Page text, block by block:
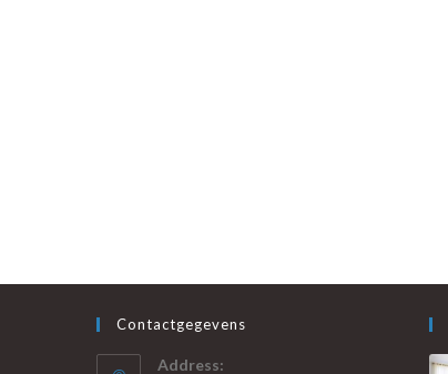
Contactgegevens
Address: